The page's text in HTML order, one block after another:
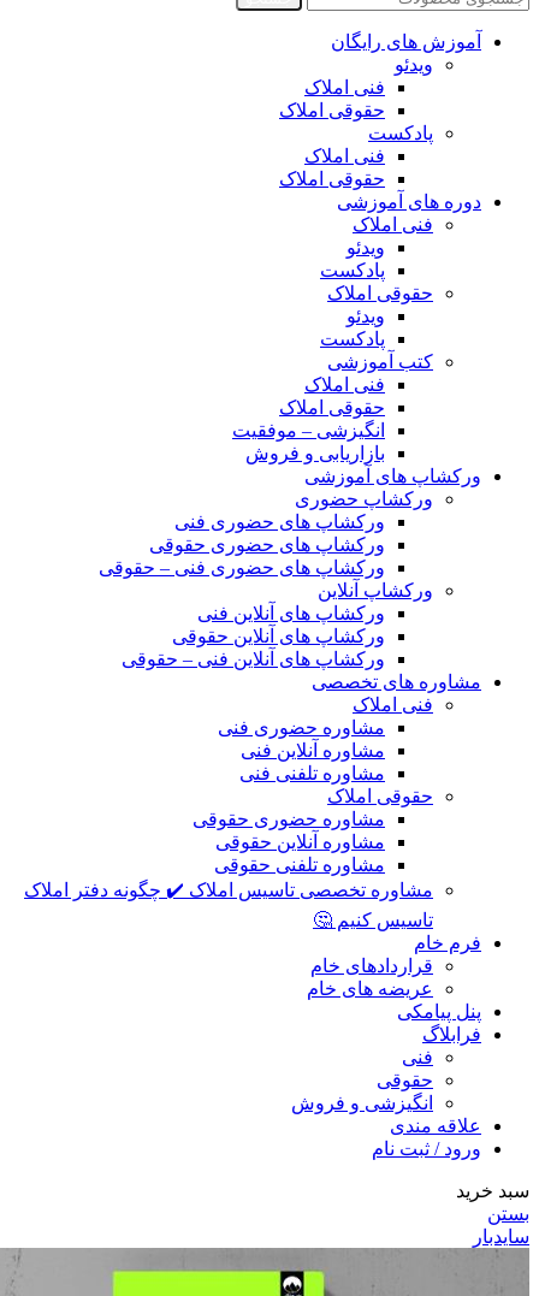
آموزش های رایگان
ویدئو
فنی املاک
حقوقی املاک
پادکست
فنی املاک
حقوقی املاک
دوره های آموزشی
فنی املاک
ویدئو
پادکست
حقوقی املاک
ویدئو
پادکست
کتب آموزشی
فنی املاک
حقوقی املاک
انگیزشی – موفقیت
بازاریابی و فروش
ورکشاپ های آموزشی
ورکشاپ حضوری
ورکشاپ های حضوری فنی
ورکشاپ های حضوری حقوقی
ورکشاپ های حضوری فنی – حقوقی
ورکشاپ آنلاین
ورکشاپ های آنلاین فنی
ورکشاپ های آنلاین حقوقی
ورکشاپ های آنلاین فنی – حقوقی
مشاوره های تخصصی
فنی املاک
مشاوره حضوری فنی
مشاوره آنلاین فنی
مشاوره تلفنی فنی
حقوقی املاک
مشاوره حضوری حقوقی
مشاوره آنلاین حقوقی
مشاوره تلفنی حقوقی
مشاوره تخصصی تاسیس املاک ✔️ چگونه دفتر املاک
تاسیس کنیم 🤔
فرم خام
قراردادهای خام
عریضه های خام
پنل پیامکی
فرابلاگ
فنی
حقوقی
انگیزشی و فروش
علاقه مندی
ورود / ثبت نام
سبد خرید
بستن
سایدبار